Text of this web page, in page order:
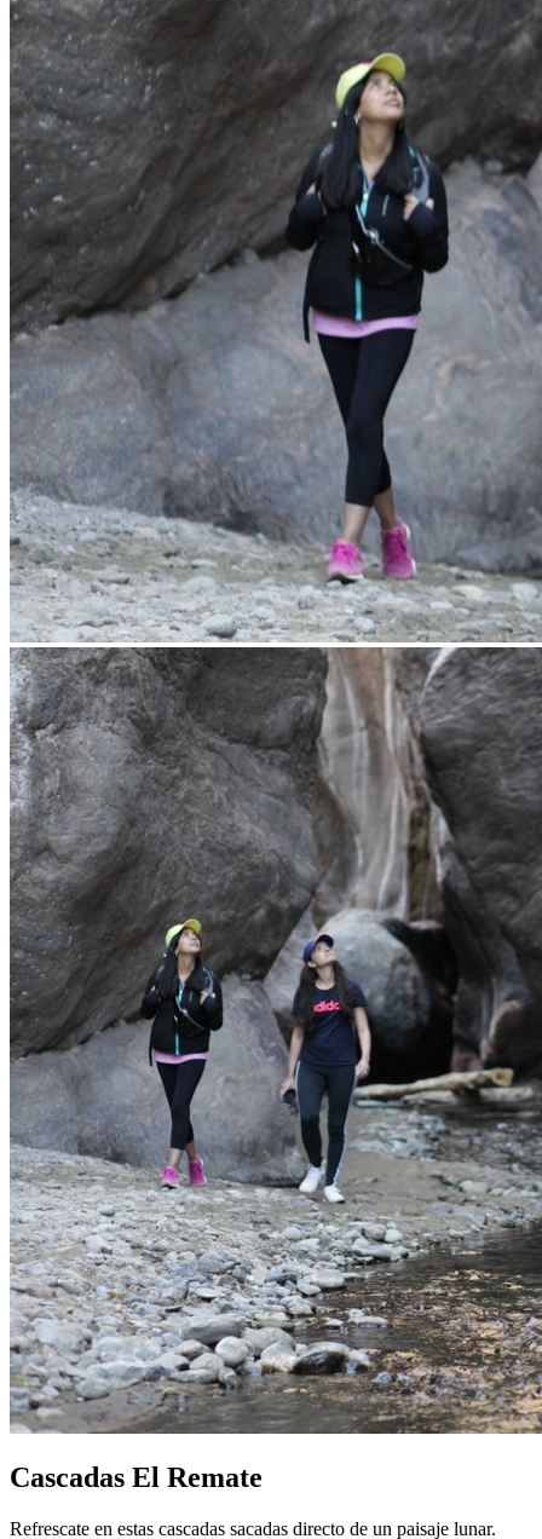
Cascadas El Remate
Refrescate en estas cascadas sacadas directo de un paisaje lunar.